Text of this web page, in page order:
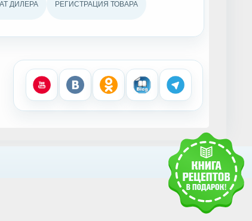
ДИЛЕРА РЕГИСТРАЦИЯ ТОВАРА